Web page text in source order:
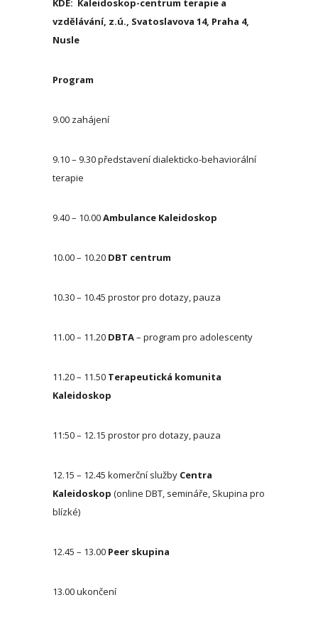
KDE: Kaleidoskop-centrum terapie a
vzdělávání, z.ú., Svatoslavova 14, Praha 4,
Nusle
Program
9.00 zahájení
9.10 – 9.30 představení dialekticko-behaviorální
terapie
9.40 – 10.00Ambulance Kaleidoskop
10.00 – 10.20 DBT centrum
10.30 – 10.45 prostor pro dotazy, pauza
11.00 – 11.20 DBTA– program pro adolescenty
11.20 – 11.50 Terapeutická komunita
Kaleidoskop
11:50 – 12.15 prostor pro dotazy, pauza
12.15 – 12.45 komerční služby Centra
Kaleidoskop (online DBT, semináře, Skupina pro
blízké)
12.45 – 13.00 Peer skupina
13.00 ukončení